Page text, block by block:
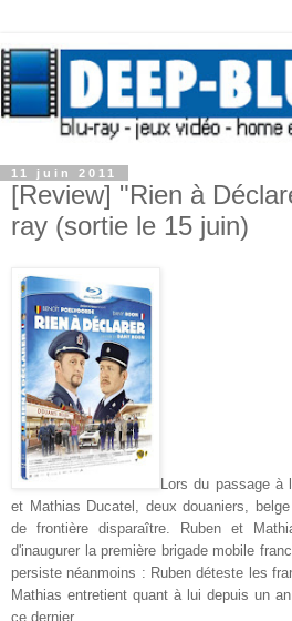
11 juin 2011
[Review] "Rien à
ray (sortie le 15 juin)
Lors du passage à
et Mathias Ducatel, deux douaniers,
de frontière disparaître. Ruben et
d'inaugurer la première brigade mobile
persiste néanmoins : Ruben déteste les
Mathias entretient quant à lui depuis un
ce dernier...